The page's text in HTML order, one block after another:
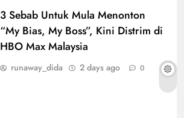
3 Sebab Untuk Mula Menonton
“My Bias, My Boss”, Kini Distrim di
HBO Max Malaysia
runaway_dida 2 days ago 0